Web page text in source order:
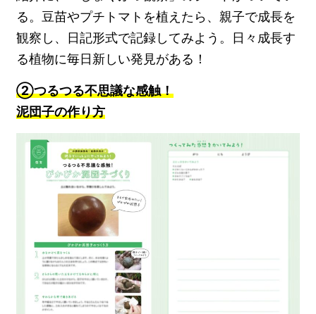
る。豆苗やプチトマトを植えたら、親子で成長を
観察し、日記形式で記録してみよう。日々成長す
る植物に毎日新しい発見がある！
②つるつる不思議な感触！
泥団子の作り方